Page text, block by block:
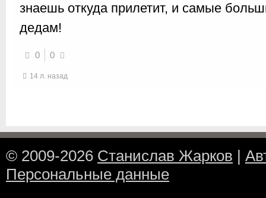
знаешь откуда прилетит, и самые
дедам!
0 0
14 л. назад
© 2009-2026 Станислав Жарков |
Персональные данные